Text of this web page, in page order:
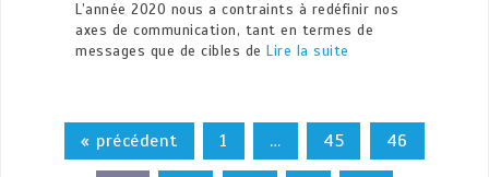
L’année 2020 nous a contraints à redéfinir nos
axes de communication, tant en termes de
messages que de cibles deLire la suite
« précédent 1 … 45 46